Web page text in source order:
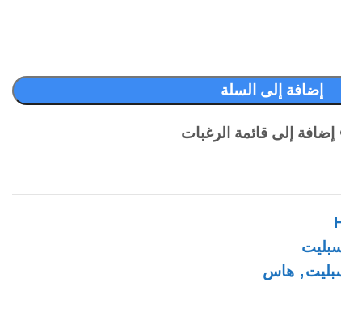
إضافة إلى السلة
إضافة إلى قائمة الرغبات
, هاس